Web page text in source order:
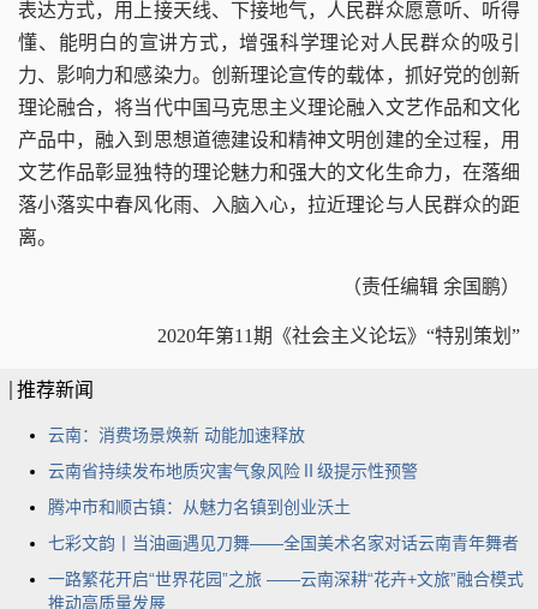
表达方式，用上接天线、下接地气，人民群众愿意听、听得
懂、能明白的宣讲方式，增强科学理论对人民群众的吸引
力、影响力和感染力。创新理论宣传的载体，抓好党的创新
理论融合，将当代中国马克思主义理论融入文艺作品和文化
产品中，融入到思想道德建设和精神文明创建的全过程，用
文艺作品彰显独特的理论魅力和强大的文化生命力，在落细
落小落实中春风化雨、入脑入心，拉近理论与人民群众的距
离。
（责任编辑 余国鹏）
2020年第11期《社会主义论坛》“特别策划”
推荐新闻
云南：消费场景焕新 动能加速释放
云南省持续发布地质灾害气象风险Ⅱ级提示性预警
腾冲市和顺古镇：从魅力名镇到创业沃土
七彩文韵丨当油画遇见刀舞——全国美术名家对话云南青年舞者
一路繁花开启“世界花园”之旅 ——云南深耕“花卉+文旅”融合模式
推动高质量发展